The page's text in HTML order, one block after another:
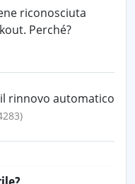
riconosciuta
Perché?
rinnovo automatico